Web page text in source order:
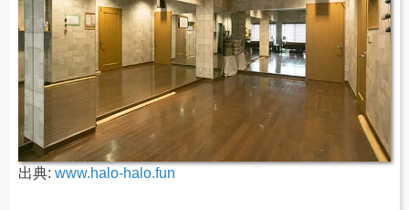
出典: www.halo-halo.fun